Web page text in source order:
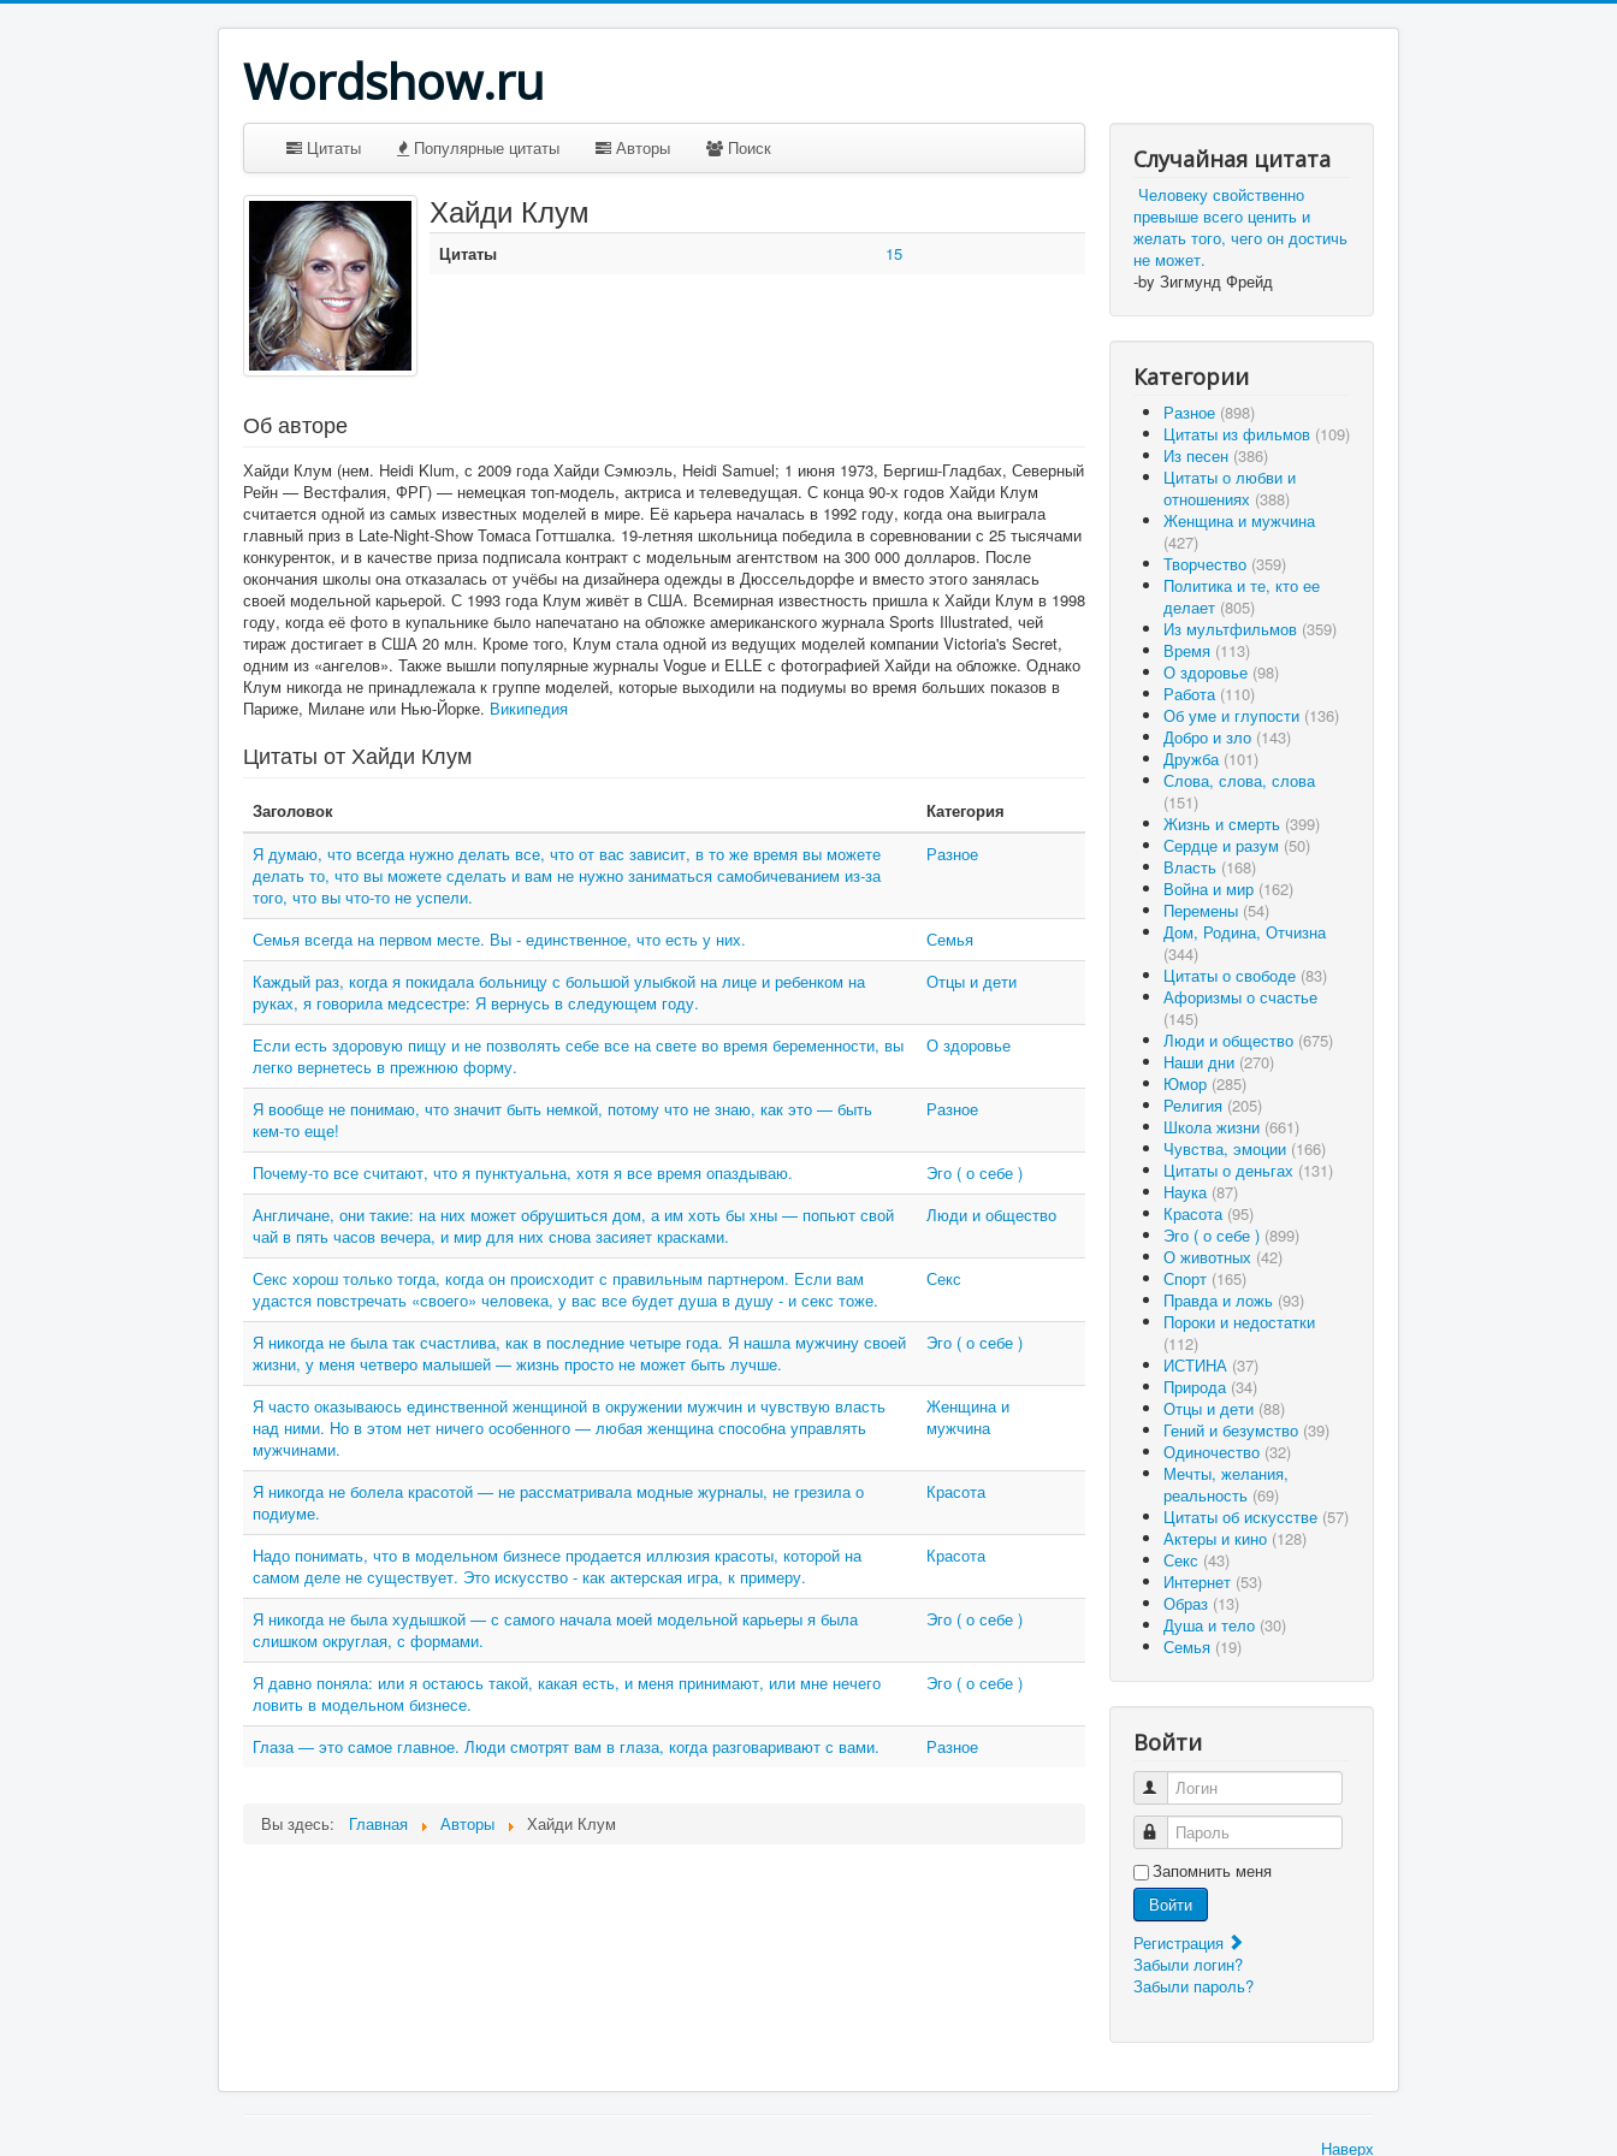
Wordshow.ru
Цитаты Популярные цитаты Авторы Поиск
Хайди Клум
Цитаты 15
Об авторе
Хайди Клум (нем. Heidi Klum, с 2009 года Хайди Сэмюэль, Heidi Samuel; 1 июня 1973, Бергиш-Гладбах, Северный
Рейн — Вестфалия, ФРГ) — немецкая топ-модель, актриса и телеведущая. С конца 90-х годов Хайди Клум
считается одной из самых известных моделей в мире. Её карьера началась в 1992 году, когда она выиграла
главный приз в Late-Night-Show Томаса Готтшалка. 19-летняя школьница победила в соревновании с 25 тысячами
конкуренток, и в качестве приза подписала контракт с модельным агентством на 300 000 долларов. После
окончания школы она отказалась от учёбы на дизайнера одежды в Дюссельдорфе и вместо этого занялась
своей модельной карьерой. С 1993 года Клум живёт в США. Всемирная известность пришла к Хайди Клум в 1998
году, когда её фото в купальнике было напечатано на обложке американского журнала Sports Illustrated, чей
тираж достигает в США 20 млн. Кроме того, Клум стала одной из ведущих моделей компании Victoria's Secret,
одним из «ангелов». Также вышли популярные журналы Vogue и ELLE с фотографией Хайди на обложке. Однако
Клум никогда не принадлежала к группе моделей, которые выходили на подиумы во время больших показов в
Париже, Милане или Нью-Йорке. Википедия
Цитаты от Хайди Клум
Заголовок
Категория
Я думаю, что всегда нужно делать все, что от вас зависит, в то же время вы можете
делать то, что вы можете сделать и вам не нужно заниматься самобичеванием из-за
того, что вы что-то не успели.
Разное
Семья всегда на первом месте. Вы - единственное, что есть у них.
Семья
Каждый раз, когда я покидала больницу с большой улыбкой на лице и ребенком на
руках, я говорила медсестре: Я вернусь в следующем году.
Отцы и дети
Если есть здоровую пищу и не позволять себе все на свете во время беременности, вы
легко вернетесь в прежнюю форму.
О здоровье
Я вообще не понимаю, что значит быть немкой, потому что не знаю, как это — быть
кем-то еще!
Разное
Почему-то все считают, что я пунктуальна, хотя я все время опаздываю.
Эго ( о себе )
Англичане, они такие: на них может обрушиться дом, а им хоть бы хны — попьют свой
чай в пять часов вечера, и мир для них снова засияет красками.
Люди и общество
Секс хорош только тогда, когда он происходит с правильным партнером. Если вам
удастся повстречать «своего» человека, у вас все будет душа в душу - и секс тоже.
Секс
Я никогда не была так счастлива, как в последние четыре года. Я нашла мужчину своей
жизни, у меня четверо малышей — жизнь просто не может быть лучше.
Эго ( о себе )
Я часто оказываюсь единственной женщиной в окружении мужчин и чувствую власть
над ними. Но в этом нет ничего особенного — любая женщина способна управлять
мужчинами.
Женщина и
мужчина
Я никогда не болела красотой — не рассматривала модные журналы, не грезила о
подиуме.
Красота
Надо понимать, что в модельном бизнесе продается иллюзия красоты, которой на
самом деле не существует. Это искусство - как актерская игра, к примеру.
Красота
Я никогда не была худышкой — с самого начала моей модельной карьеры я была
слишком округлая, с формами.
Эго ( о себе )
Я давно поняла: или я остаюсь такой, какая есть, и меня принимают, или мне нечего
ловить в модельном бизнесе.
Эго ( о себе )
Глаза — это самое главное. Люди смотрят вам в глаза, когда разговаривают с вами. Разное
Вы здесь: Главная Авторы Хайди Клум
Случайная цитата
Человеку свойственно
превыше всего ценить и
желать того, чего он достичь
не может.
-by Зигмунд Фрейд
Категории
Разное (898)
Цитаты из фильмов (109)
Из песен (386)
Цитаты о любви и
отношениях (388)
Женщина и мужчина
(427)
Творчество (359)
Политика и те, кто ее
делает (805)
Из мультфильмов (359)
Время (113)
О здоровье (98)
Работа (110)
Об уме и глупости (136)
Добро и зло (143)
Дружба (101)
Слова, слова, слова
(151)
Жизнь и смерть (399)
Сердце и разум (50)
Власть (168)
Война и мир (162)
Перемены (54)
Дом, Родина, Отчизна
(344)
Цитаты о свободе (83)
Афоризмы о счастье
(145)
Люди и общество (675)
Наши дни (270)
Юмор (285)
Религия (205)
Школа жизни (661)
Чувства, эмоции (166)
Цитаты о деньгах (131)
Наука (87)
Красота (95)
Эго ( о себе ) (899)
О животных (42)
Спорт (165)
Правда и ложь (93)
Пороки и недостатки
(112)
ИСТИНА (37)
Природа (34)
Отцы и дети (88)
Гений и безумство (39)
Одиночество (32)
Мечты, желания,
реальность (69)
Цитаты об искусстве (57)
Актеры и кино (128)
Секс (43)
Интернет (53)
Образ (13)
Душа и тело (30)
Семья (19)
Войти
Логин
Пароль
Запомнить меня
Войти
Регистрация
Забыли логин?
Забыли пароль?
Наверх